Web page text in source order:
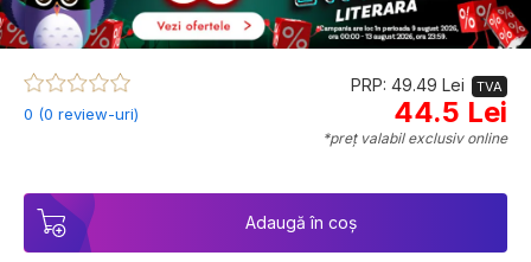
0 (0 review-uri)
PRP: 49.49 Lei TVA
44.5 Lei
*preț valabil exclusiv online
Adaugă în coș